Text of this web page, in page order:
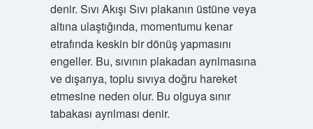
denir. Sıvı Akışı Sıvı plakanın üstüne veya
altına ulaştığında, momentumu kenar
etrafında keskin bir dönüş yapmasını
engeller. Bu, sıvının plakadan ayrılmasına
ve dışarıya, toplu sıvıya doğru hareket
etmesine neden olur. Bu olguya sınır
tabakası ayrılması denir.